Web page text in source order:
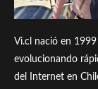
Vi.cl nació en
evolucionando
del Internet en